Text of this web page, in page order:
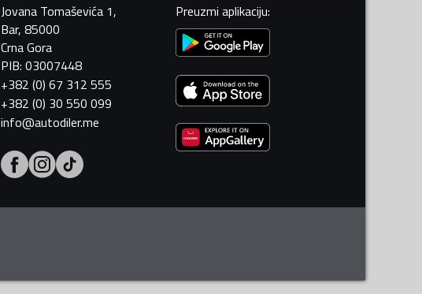
Jovana Tomaševića 1,
Bar, 85000
Crna Gora
PIB: 03007448
+382 (0) 67 312 555
+382 (0) 30 550 099
info@autodiler.me
Preuzmi aplikaciju: